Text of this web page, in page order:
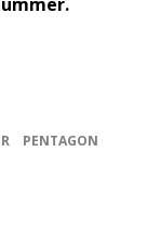
PENTAGON